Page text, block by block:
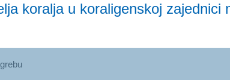
koralja u koraligenskoj zajednici